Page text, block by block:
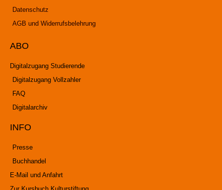
Datenschutz
AGB und Widerrufsbelehrung
ABO
Digitalzugang Studierende
Digitalzugang Vollzahler
FAQ
Digitalarchiv
INFO
Presse
Buchhandel
E-Mail und Anfahrt